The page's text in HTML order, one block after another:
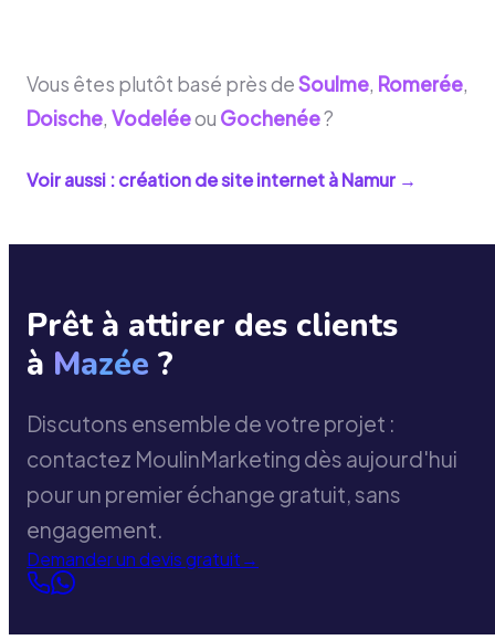
Vous êtes plutôt basé près deSoulme, Romerée,
Doische, Vodeléeou Gochenée?
Voir aussi : création de site internet àNamur →
Prêt à attirer des clients
à Mazée ?
Discutons ensemble de votre projet :
contactez MoulinMarketing dès aujourd'hui
pour un premier échange gratuit, sans
engagement.
Demander un devis gratuit→